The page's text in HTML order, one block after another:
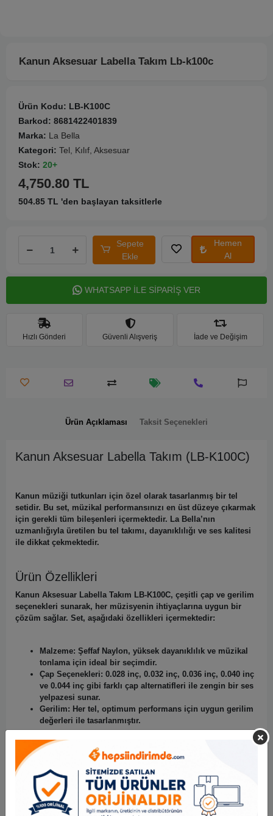
Kanun Aksesuar Labella Takım Lb-k100c
Ürün Kodu: LB-K100C
Barkod: 8681422401839
Marka: La Bella
Kategori: Tel, Kılıf, Aksesuar
Stok: 20+
4,750.80 TL
504.85 TL 'den başlayan taksitlerle
Sepete
Ekle
Hemen
Al
WHATSAPP İLE SİPARİŞ VER
Hızlı Gönderi Güvenli Alışveriş İade ve Değişim
Ürün Açıklaması Taksit Seçenekleri
Kanun Aksesuar Labella Takım (LB-K100C)
Kanun müziği tutkunları için özel olarak tasarlanmış bir tel
setidir. Bu set, müzikal performansınızı en üst düzeye çıkarmak
için gerekli tüm bileşenleri içermektedir. La Bella’nın
uzmanlığıyla üretilen bu tel takımı, dayanıklılığı ve ses kalitesi
ile dikkat çekmektedir.
Ürün Özellikleri
Kanun Aksesuar Labella Takım LB-K100C, çeşitli çap ve gerilim
seçenekleri sunarak, her müzisyenin ihtiyaçlarına uygun bir
çözüm sağlar. Set, aşağıdaki özellikleri içermektedir:
Malzeme: Şeffaf Naylon, yüksek dayanıklılık ve müzikal
tonlama için ideal bir seçimdir.
Çap Seçenekleri: 0.028 inç, 0.032 inç, 0.036 inç, 0.040 inç
ve 0.044 inç gibi farklı çap alternatifleri ile zengin bir ses
yelpazesi sunar.
Gerilim: Her tel, optimum performans için uygun gerilim
değerleri ile tasarlanmıştır.
Bu set, hem profesyonel müzisyenler hem de amatörler için
mükemmel bir seçimdir. Kanun Aksesuar Labella Takım LB-
K100C, müziğinizi daha da zenginleştirmek için gereken tüm
unsurları bir arada sunarak, performansınızı bir üst seviyeye
taşıyacaktır.